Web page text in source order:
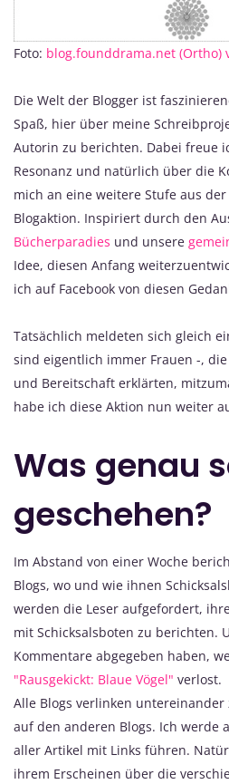
Foto: blog.founddrama.net (Ortho)
Die Welt der Blogger ist
Spaß, hier über meine
Autorin zu berichten. Dabei freue
Resonanz und natürlich über die
mich an eine weitere Stufe aus
Blogaktion. Inspiriert durch den
Bücherparadies und unsere
Idee, diesen Anfang
ich auf Facebook von diesen
Tatsächlich meldeten sich gleich
sind eigentlich immer Frauen -,
und Bereitschaft erklärten,
habe ich diese Aktion nun weiter
Was genau
geschehen?
Im Abstand von einer Woche
Blogs, wo und wie ihnen
werden die Leser aufgefordert,
mit Schicksalsboten zu berichten.
Kommentare abgegeben haben,
"Rausgekickt: Blaue Vögel" verlost.
Alle Blogs verlinken
auf den anderen Blogs. Ich werde
aller Artikel mit Links führen.
ihrem Erscheinen über die